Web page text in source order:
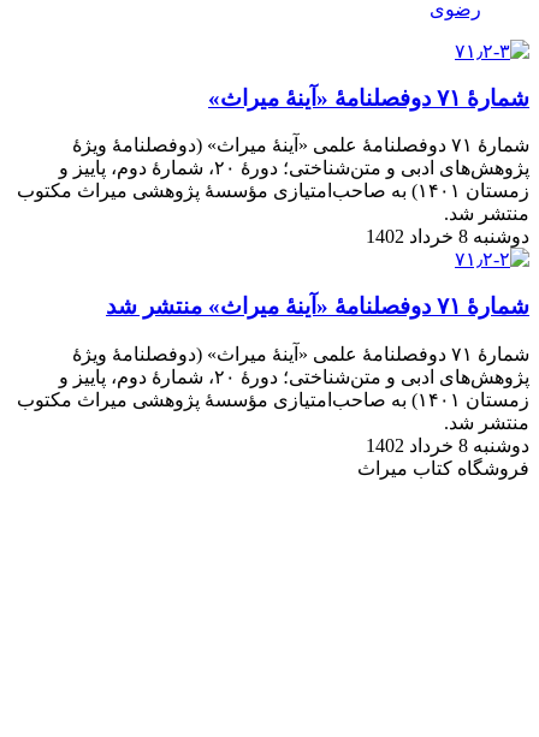
رضوی
شمارۀ ۷۱ دوفصلنامۀ «آینۀ میراث»
شمارۀ ۷۱ دوفصلنامۀ علمی «آینۀ میراث» (دوفصلنامۀ ویژۀ
پژوهش‌های ادبی و متن‌شناختی؛ دورۀ ۲۰، شمارۀ دوم، پاییز و
زمستان ۱۴۰۱) به صاحب‌امتیازی مؤسسۀ پژوهشی میراث مکتوب
منتشر شد.
دوشنبه 8 خرداد 1402
شمارۀ ۷۱ دوفصلنامۀ «آینۀ میراث» منتشر شد
شمارۀ ۷۱ دوفصلنامۀ علمی «آینۀ میراث» (دوفصلنامۀ ویژۀ
پژوهش‌های ادبی و متن‌شناختی؛ دورۀ ۲۰، شمارۀ دوم، پاییز و
زمستان ۱۴۰۱) به صاحب‌امتیازی مؤسسۀ پژوهشی میراث مکتوب
منتشر شد.
دوشنبه 8 خرداد 1402
فروشگاه کتاب میراث